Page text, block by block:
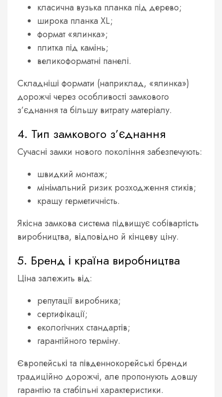
класична вузька планка під дерево;
широка планка XL;
формат «ялинка»;
плитка під камінь;
великоформатні панелі.
Складніші формати (наприклад, «ялинка»)
дорожчі через особливості замкового
з’єднання та більшу витрату матеріалу.
4. Тип замкового з’єднання
Сучасні замки нового покоління забезпечують:
швидкий монтаж;
мінімальний ризик розходження стиків;
кращу герметичність.
Якісна замкова система підвищує собівартість
виробництва, відповідно й кінцеву ціну.
5. Бренд і країна виробництва
Ціна залежить від:
репутації виробника;
сертифікації;
екологічних стандартів;
гарантійного терміну.
Європейські та південнокорейські бренди
традиційно дорожчі, але пропонують довшу
гарантію та стабільні характеристики.